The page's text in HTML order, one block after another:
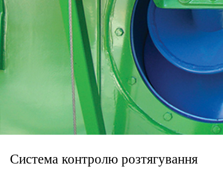
Система контролю розтягування